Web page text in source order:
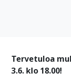
Tervetuloa
3.6. klo 18.00!